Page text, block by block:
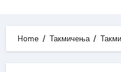
Home Такмичења